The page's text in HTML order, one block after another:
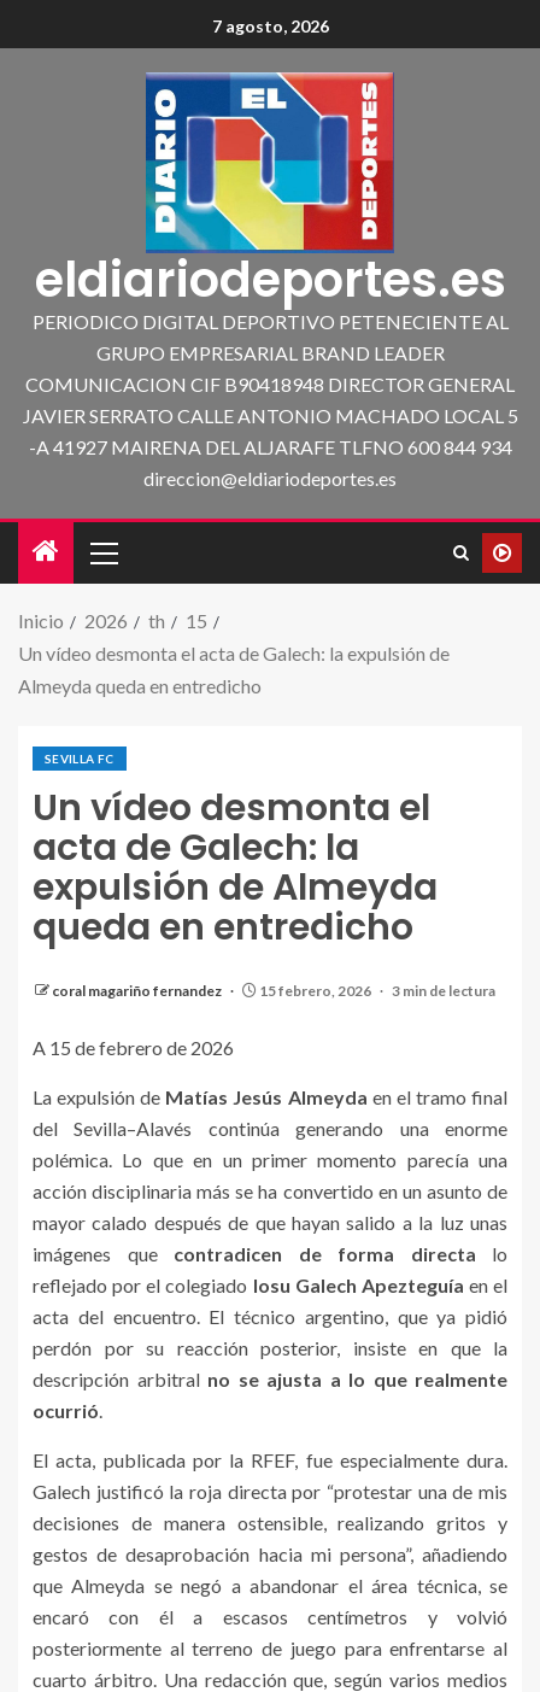
7 agosto, 2026
eldiariodeportes.es
PERIODICO DIGITAL DEPORTIVO PETENECIENTE AL
GRUPO EMPRESARIAL BRAND LEADER
COMUNICACION CIF B90418948 DIRECTOR GENERAL
JAVIER SERRATO CALLE ANTONIO MACHADO LOCAL 5
-A 41927 MAIRENA DEL ALJARAFE TLFNO 600 844 934
direccion@eldiariodeportes.es
Inicio 2026 th
15
Un vídeo desmonta el acta de Galech: la expulsión de
Almeyda queda en entredicho
SEVILLA FC
Un vídeo desmonta el
acta de Galech: la
expulsión de Almeyda
queda en entredicho
coral magariño fernandez 15 febrero, 2026 3 min de lectura
A 15 de febrero de 2026
La expulsión de Matías Jesús Almeyda en el tramo final
del Sevilla–Alavés continúa generando una enorme
polémica. Lo que en un primer momento parecía una
acción disciplinaria más se ha convertido en un asunto de
mayor calado después de que hayan salido a la luz unas
imágenes que contradicen de forma directa lo
reflejado por el colegiado Iosu Galech Apezteguía en el
acta del encuentro. El técnico argentino, que ya pidió
perdón por su reacción posterior, insiste en que la
descripción arbitral no se ajusta a lo que realmente
ocurrió.
El acta, publicada por la RFEF, fue especialmente dura.
Galech justificó la roja directa por “protestar una de mis
decisiones de manera ostensible, realizando gritos y
gestos de desaprobación hacia mi persona”, añadiendo
que Almeyda se negó a abandonar el área técnica, se
encaró con él a escasos centímetros y volvió
posteriormente al terreno de juego para enfrentarse al
cuarto árbitro. Una redacción que, según varios medios